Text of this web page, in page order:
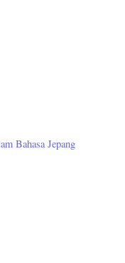
Bahasa Jepang